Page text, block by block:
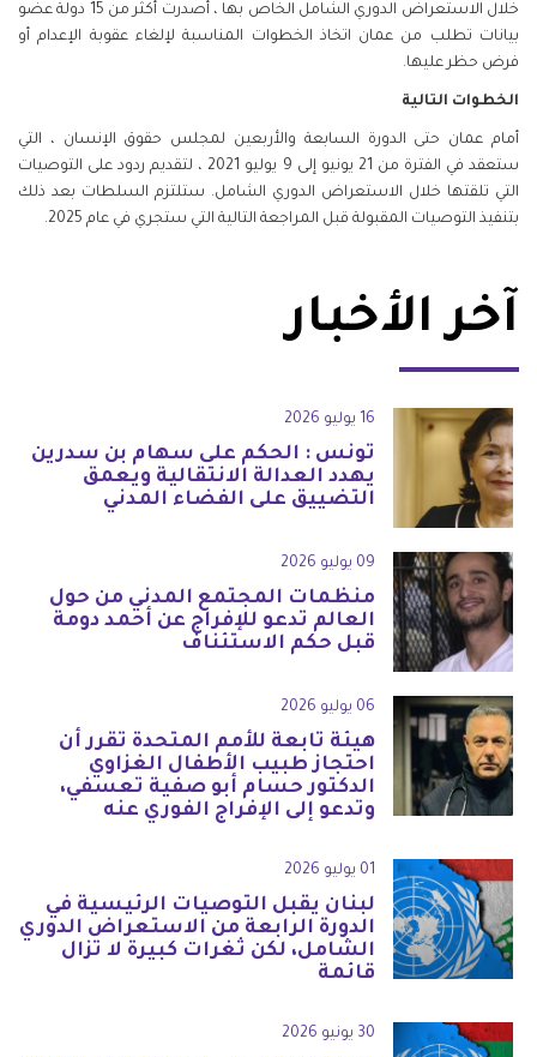
خلال الاستعراض الدوري الشامل الخاص بها ، أصدرت أكثر من 15 دولة عضو
بيانات تطلب من عمان اتخاذ الخطوات المناسبة لإلغاء عقوبة الإعدام أو
فرض حظر عليها.
الخطوات التالية
أمام عمان حتى الدورة السابعة والأربعين لمجلس حقوق الإنسان ، التي
ستعقد في الفترة من 21 يونيو إلى 9 يوليو 2021 ، لتقديم ردود على التوصيات
التي تلقتها خلال الاستعراض الدوري الشامل. ستلتزم السلطات بعد ذلك
بتنفيذ التوصيات المقبولة قبل المراجعة التالية التي ستجري في عام 2025.
آخر الأخبار
16 يوليو 2026
تونس : الحكم على سهام بن سدرين
يهدد العدالة الانتقالية ويعمق
التضييق على الفضاء المدني
09 يوليو 2026
منظمات المجتمع المدني من حول
العالم تدعو للإفراج عن أحمد دومة
قبل حكم الاستئناف
06 يوليو 2026
هيئة تابعة للأمم المتحدة تقرر أن
احتجاز طبيب الأطفال الغزاوي
الدكتور حسام أبو صفية تعسفي،
وتدعو إلى الإفراج الفوري عنه
01 يوليو 2026
لبنان يقبل التوصيات الرئيسية في
الدورة الرابعة من الاستعراض الدوري
الشامل، لكن ثغرات كبيرة لا تزال
قائمة
30 يونيو 2026